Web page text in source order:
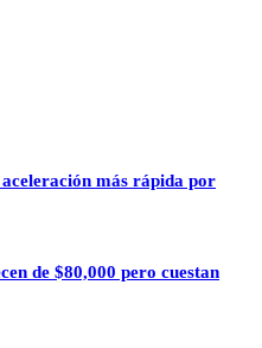
aceleración más rápida por
de $80,000 pero cuestan